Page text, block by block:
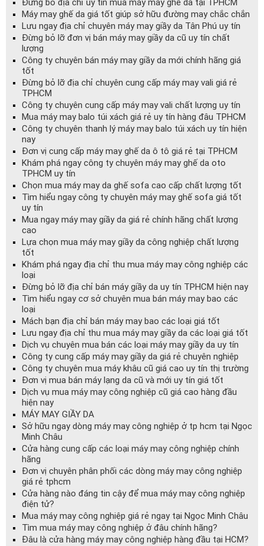
Đừng bỏ địa chỉ uy tín mua máy may ghế da tại TPHCM
Máy may ghế da giá tốt giúp sở hữu đường may chắc chắn
Lưu ngay địa chỉ chuyên máy may giầy da Tân Phú uy tín
Đừng bỏ lỡ đơn vị bán máy may giầy da cũ uy tín chất
lượng
Công ty chuyên bán máy may giầy da mới chính hãng giá
tốt
Đừng bỏ lỡ địa chỉ chuyên cung cấp máy may vali giá rẻ
TPHCM
Công ty chuyên cung cấp máy may vali chất lượng uy tín
Mua máy may balo túi xách giá rẻ uy tín hàng đâu TPHCM
Công ty chuyên thanh lý máy may balo túi xách uy tín hiện
nay
Đơn vị cung cấp máy may ghế da ô tô giá rẻ tại TPHCM
Khám phá ngay công ty chuyên máy may ghế da oto
TPHCM uy tín
Chọn mua máy may da ghế sofa cao cấp chất lượng tốt
Tìm hiểu ngay công ty chuyên máy may ghế sofa giá tốt
uy tín
Mua ngay máy may giầy da giá rẻ chính hãng chất lượng
cao
Lựa chọn mua máy may giầy da công nghiệp chất lượng
tốt
Khám phá ngay địa chỉ thu mua máy may công nghiệp các
loại
Đừng bỏ lỡ địa chỉ bán máy giầy da uy tín TPHCM hiện nay
Tìm hiểu ngay cơ sở chuyên mua bán máy may bao các
loại
Mách bạn địa chỉ bán máy may bao các loại giá tốt
Lưu ngay địa chỉ thu mua máy may giầy da các loại giá tốt
Dịch vụ chuyên mua bán các loại máy may giầy da uy tín
Công ty cung cấp máy may giầy da giá rẻ chuyên nghiệp
Công ty chuyên mua máy khâu cũ giá cao uy tín thị trường
Đơn vị mua bán máy lạng da cũ và mới uy tín giá tốt
Dịch vụ mua máy may công nghiệp cũ giá cao hàng đầu
hiện nay
MÁY MAY GIẦY DA
Sở hữu ngay dòng máy may công nghiệp ở tp hcm tại Ngọc
Minh Châu
Cửa hàng cung cấp các loại máy may công nghiệp chính
hãng
Đơn vị chuyên phân phối các dòng máy may công nghiệp
giá rẻ tphcm
Cửa hàng nào đáng tin cậy để mua máy may công nghiệp
điện tử?
Mua máy may công nghiệp giá rẻ ngay tại Ngọc Minh Châu
Tìm mua máy may công nghiệp ở đâu chính hãng?
Đâu là cửa hàng máy may công nghiệp hàng đầu tại HCM?